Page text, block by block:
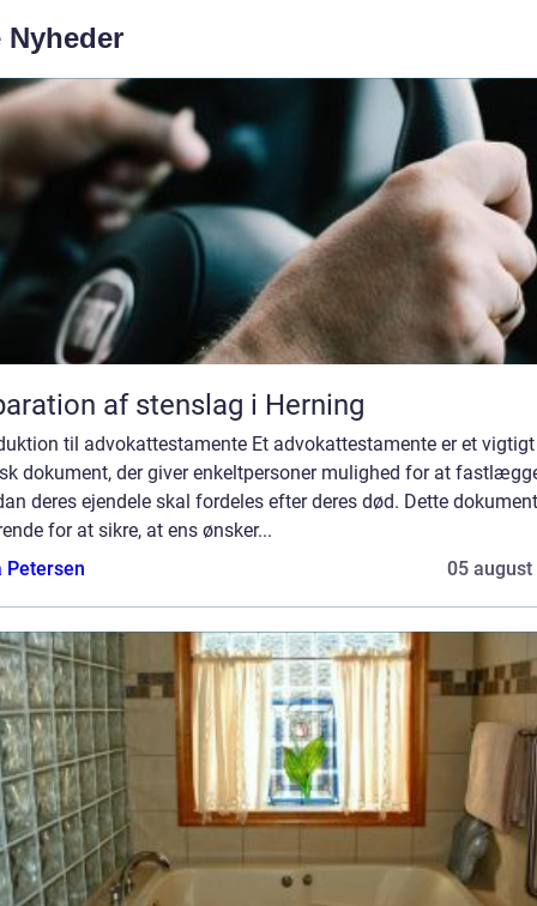
Nyheder
af stenslag i Herning
til advokattestamente Et advokattestamente er et vigtigt
dokument, der giver enkeltpersoner mulighed for at
deres ejendele skal fordeles efter deres død. Dette
for at sikre, at ens ønsker...
Petersen
05 august